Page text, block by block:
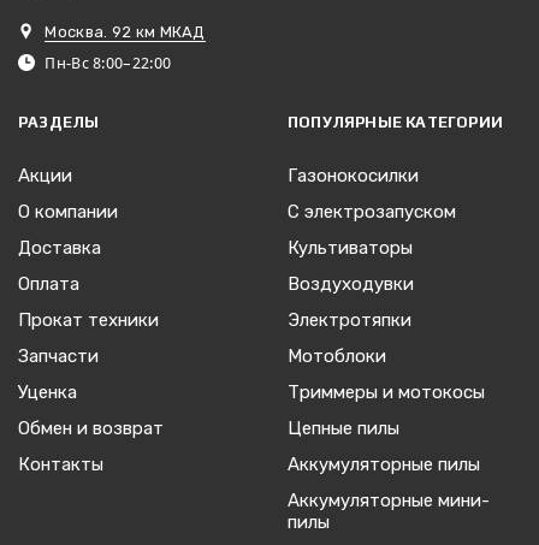
Москва. 92 км МКАД
Пн-Вс 8:00–22:00
РАЗДЕЛЫ
Акции
О компании
Доставка
Оплата
Прокат техники
Запчасти
Уценка
Обмен и возврат
Контакты
ПОПУЛЯРНЫЕ КАТЕГОРИИ
Газонокосилки
С электрозапуском
Культиваторы
Воздуходувки
Электротяпки
Мотоблоки
Триммеры и мотокосы
Цепные пилы
Аккумуляторные пилы
Аккумуляторные мини-
пилы